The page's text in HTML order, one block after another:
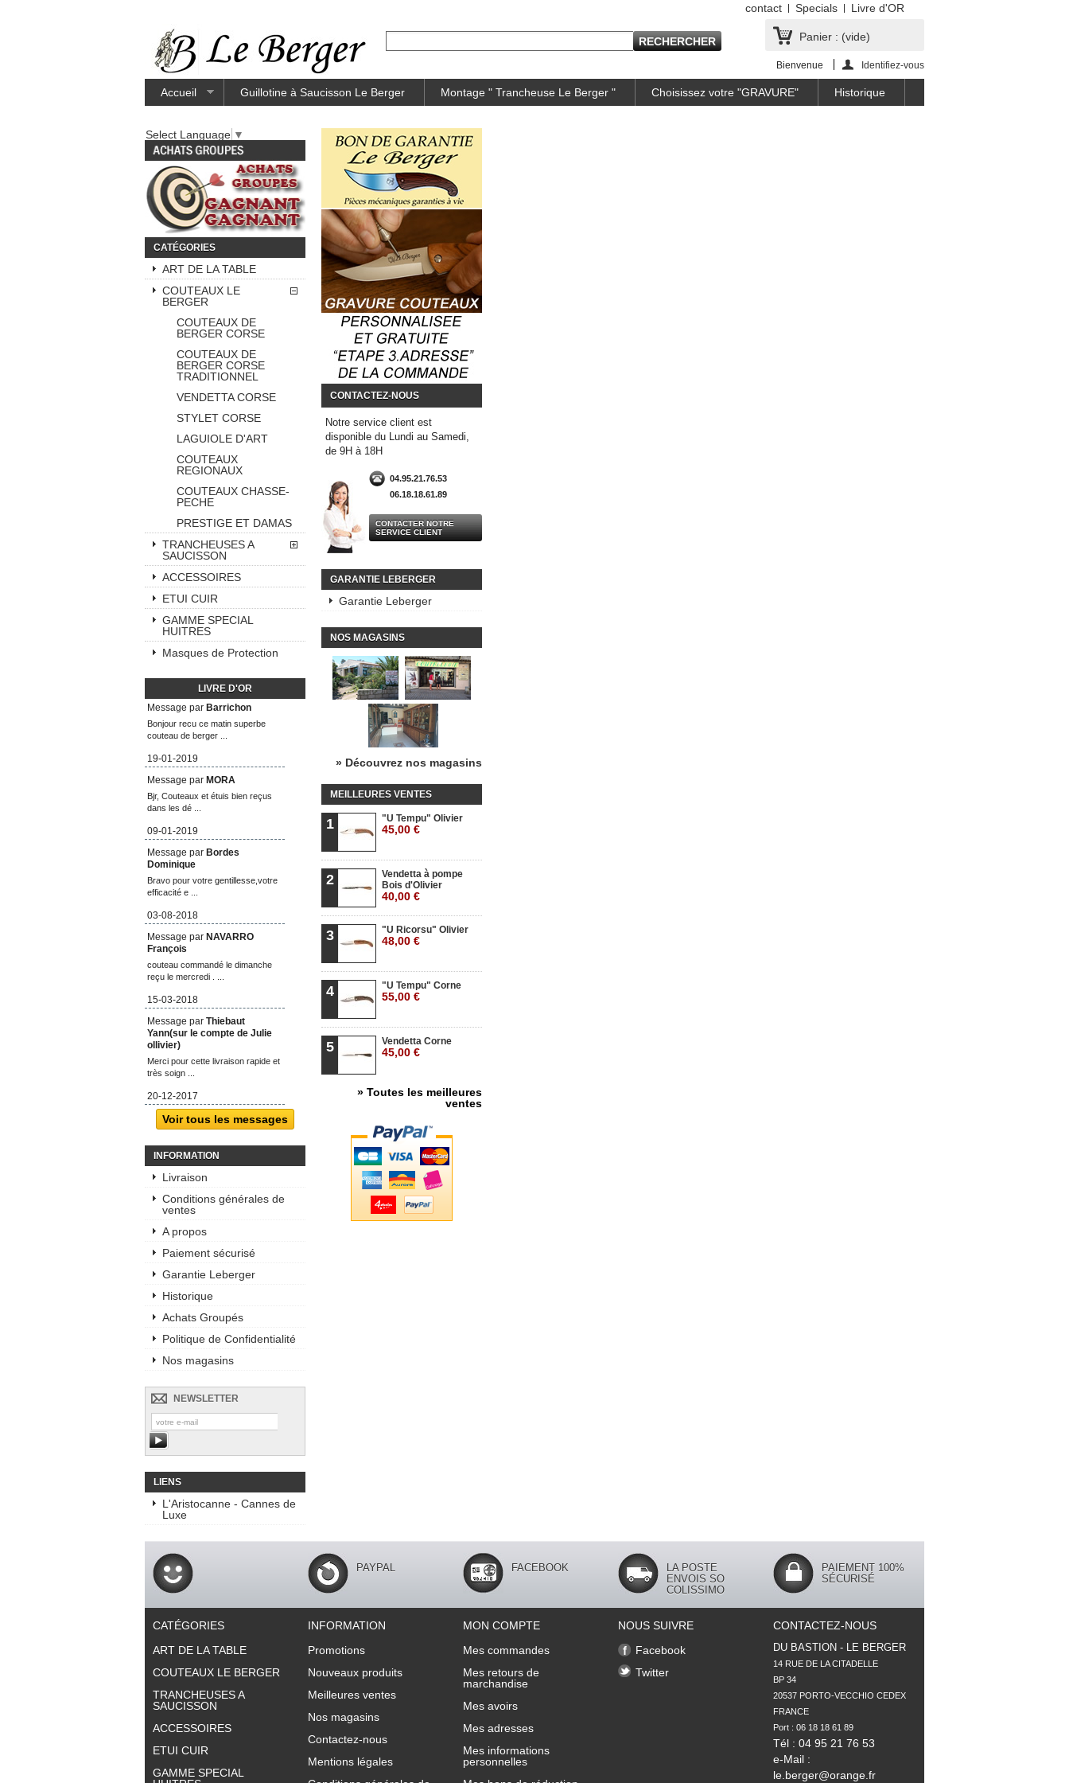
contact Specials Livre d'OR
Panier : (vide)
Bienvenue Identifiez-vous
Accueil Guillotine à Saucisson Le Berger Montage " Trancheuse Le Berger " Choisissez votre "GRAVURE" Historique
Select Language ▼
CATÉGORIES
ART DE LA TABLE
COUTEAUX LE
BERGER
COUTEAUX DE
BERGER CORSE
COUTEAUX DE
BERGER CORSE
TRADITIONNEL
VENDETTA CORSE
STYLET CORSE
LAGUIOLE D'ART
COUTEAUX
REGIONAUX
COUTEAUX CHASSE-
PECHE
PRESTIGE ET DAMAS
TRANCHEUSES A
SAUCISSON
ACCESSOIRES
ETUI CUIR
GAMME SPECIAL
HUITRES
Masques de Protection
LIVRE D'OR
Message par Barrichon
Bonjour recu ce matin superbe
couteau de berger ...
19-01-2019
Message par MORA
Bjr, Couteaux et étuis bien reçus
dans les dé ...
09-01-2019
Message par Bordes
Dominique
Bravo pour votre gentillesse,votre
efficacité e ...
03-08-2018
Message par NAVARRO
François
couteau commandé le dimanche
reçu le mercredi . ...
15-03-2018
Message par Thiebaut
Yann(sur le compte de Julie
ollivier)
Merci pour cette livraison rapide et
très soign ...
20-12-2017
Voir tous les messages
INFORMATION
Livraison
Conditions générales de
ventes
A propos
Paiement sécurisé
Garantie Leberger
Historique
Achats Groupés
Politique de Confidentialité
Nos magasins
NEWSLETTER
LIENS
L'Aristocanne - Cannes de
Luxe
CONTACTEZ-NOUS
Notre service client est
disponible du Lundi au Samedi,
de 9H à 18H
04.95.21.76.53
06.18.18.61.89
CONTACTER NOTRE
SERVICE CLIENT
GARANTIE LEBERGER
Garantie Leberger
NOS MAGASINS
» Découvrez nos magasins
MEILLEURES VENTES
1 "U Tempu" Olivier
45,00 €
2
Vendetta à pompe
Bois d'Olivier
40,00 €
3 "U Ricorsu" Olivier
48,00 €
4 "U Tempu" Corne
55,00 €
5 Vendetta Corne
45,00 €
» Toutes les meilleures
ventes
PAYPAL FACEBOOK
LA POSTE
ENVOIS SO
COLISSIMO
PAIEMENT 100%
SÉCURISÉ
CATÉGORIES
ART DE LA TABLE
COUTEAUX LE BERGER
TRANCHEUSES A
SAUCISSON
ACCESSOIRES
ETUI CUIR
GAMME SPECIAL
INFORMATION
Promotions
Nouveaux produits
Meilleures ventes
Nos magasins
Contactez-nous
Mentions légales
MON COMPTE
Mes commandes
Mes retours de
marchandise
Mes avoirs
Mes adresses
Mes informations
personnelles
NOUS SUIVRE
Facebook
Twitter
CONTACTEZ-NOUS
DU BASTION - LE BERGER
14 RUE DE LA CITADELLE
BP 34
20537 PORTO-VECCHIO CEDEX
FRANCE
Tél : 04 95 21 76 53
e-Mail :
le.berger@orange.fr